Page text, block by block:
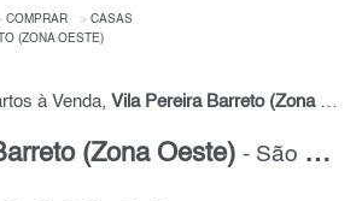
COMPRAR
CASAS
(ZONA OESTE)
à Venda, Vila Pereira Barreto (Zona Oeste)
(Zona Oeste) - São Paulo - Zona Oeste